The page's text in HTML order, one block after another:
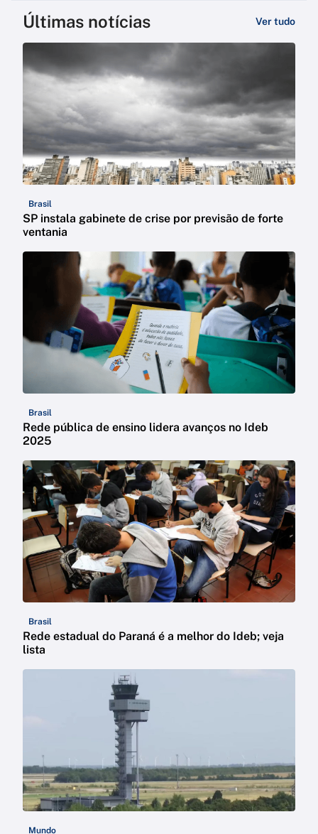
Últimas notícias Ver tudo
Brasil
SP instala gabinete de crise por previsão de forte
ventania
Brasil
Rede pública de ensino lidera avanços no Ideb
2025
Brasil
Rede estadual do Paraná é a melhor do Ideb; veja
lista
Mundo